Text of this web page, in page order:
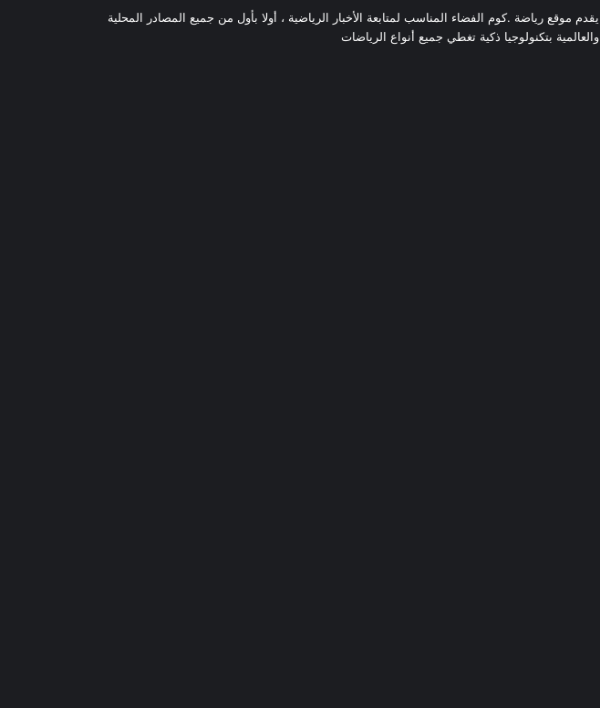
يقدم موقع رياضة .كوم الفضاء المناسب لمتابعة الأخبار الرياضية ، أولا بأول من جميع المصادر المحلية
والعالمية بتكنولوجيا ذكية تغطي جميع أنواع الرياضات